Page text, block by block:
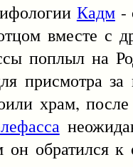
Кадм-
вместе с
поплыл на
присмотра
храм,
обратился к